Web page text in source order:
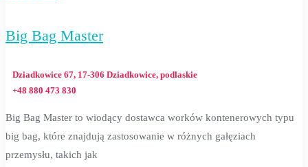
Big Bag Master
Dziadkowice 67, 17-306 Dziadkowice, podlaskie
+48 880 473 830
Big Bag Master to wiodący dostawca worków kontenerowych typu
big bag, które znajdują zastosowanie w różnych gałęziach
przemysłu, takich jak